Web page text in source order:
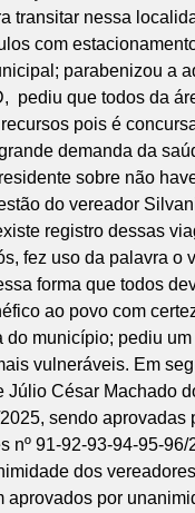
transitar nessa
com
parabenizou a
pediu que todos da
pois é
demanda da
sobre não
do vereador
registro dessas
fez uso da palavra
forma que todos
ao povo com
município; pediu
vulneráveis. Em
César Machado
sendo
nº 91-92-93-94-95-
dos
por